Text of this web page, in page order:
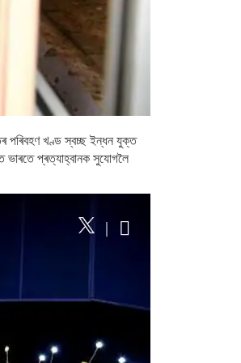
পৰিবহণ খণ্ড স্বচ্ছ ইন্ধন যুক্ত
ভাৰতে প্ৰত্যাহ্বানক সুযোগলৈ
|